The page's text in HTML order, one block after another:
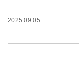
2025.09.05